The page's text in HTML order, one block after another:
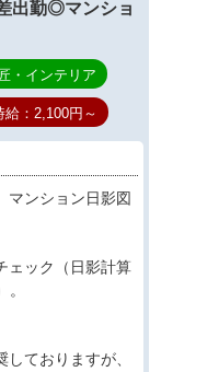
出勤◎マンショ
・インテリア
給：2,100円～
マンション日影図
ェック（日影計算
ておりますが、